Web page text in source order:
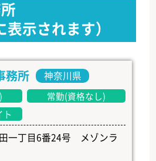
表示されます）
務所 神奈川県
常勤(資格なし)
ト
一丁目6番24号 メゾンラ